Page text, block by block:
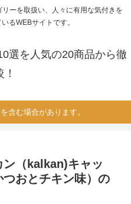
ーを取扱い、人々に有用な気付きを
るWEBサイトです。
選を人気の20商品から徹
含む場合があります。
ン（kalkan)キャッ
つおとチキン味）の